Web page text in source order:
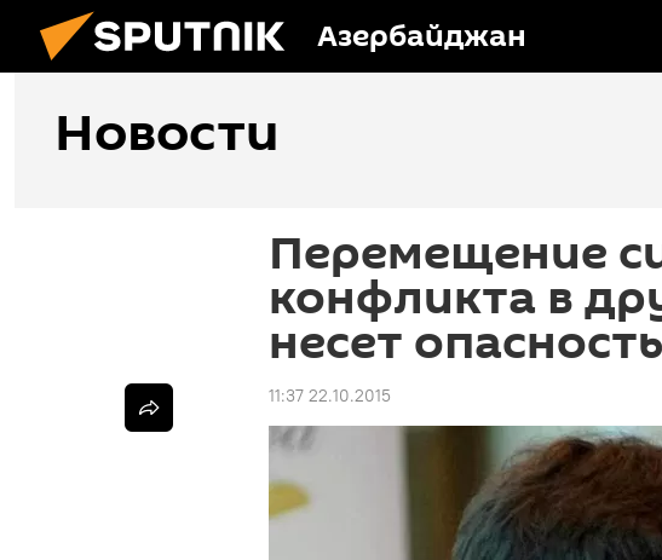
Азербайджан
Новости
Перемещение
конфликта в
несет опасность
11:37 22.10.2015